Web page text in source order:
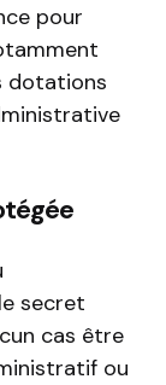
pour
dotations
secret
cas être
ou